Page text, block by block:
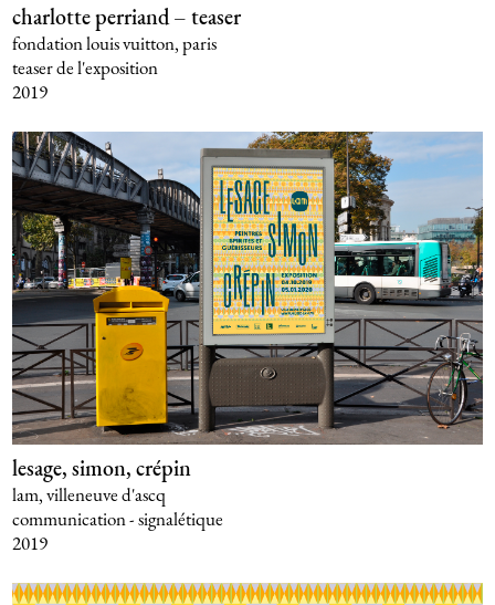
charlotte perriand – teaser
fondation louis vuitton, paris
teaser de l'exposition
2019
lesage, simon, crépin
lam, villeneuve d'ascq
communication - signalétique
2019